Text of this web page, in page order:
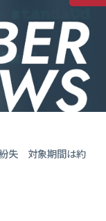
紛失 対象期間は約